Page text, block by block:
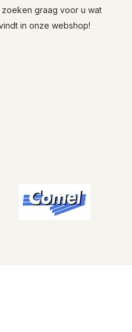
zoeken graag voor u wat
in onze webshop!